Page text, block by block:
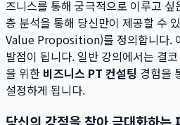
즈니스를 통해 궁극적으로 이루고
층 분석을 통해 당신만이 제공할 수
Value Proposition)를 정의합니다.
발점이 됩니다. 일반 강의에서는 결
을 위한 비즈니스 PT 컨설팅 경험을
설정하게 됩니다.
당신의 강점을 찾아 극대화하는